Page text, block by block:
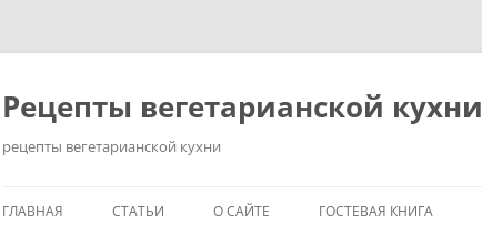
Перейти
Рецепты вегетарианской кухни
рецепты вегетарианской кухни
ГЛАВНАЯ СТАТЬИ О САЙТЕ ГОСТЕВАЯ КНИГА